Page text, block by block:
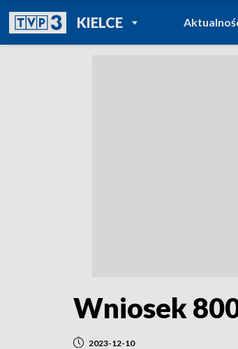
KIELCEPOWRÓT DO
TVP REGIONY
Wniosek
2023-12-10